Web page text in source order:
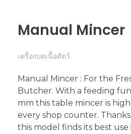
Manual Mincer
เครื่องบดเนื้อสัตว์
Manual Mincer : For the
Butcher. With a feeding
mm this table mincer is
every shop counter.
this model finds its best